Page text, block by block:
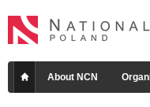
About NCN